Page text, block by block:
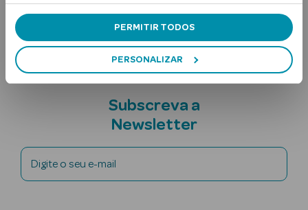
PERMITIR TODOS
PERSONALIZAR
Solares
Corpo
Nota adicional
Subscreva a
Newsletter
Digite o seu e-mail